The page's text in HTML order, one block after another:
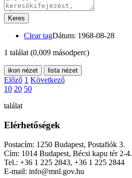
Keres
Clear tagDátum: 1968-08-28
1 találat (0,009 másodperc)
ikon nézet lista nézet
Előző 1 Következő
10 20 50
találat
Elérhetőségek
Postacím: 1250 Budapest, Postafiók 3.
Cím: 1014 Budapest, Bécsi kapu tér 2-4.
Tel.: +36 1 225 2843, +36 1 225 2844
E-mail: info@mnl.gov.hu